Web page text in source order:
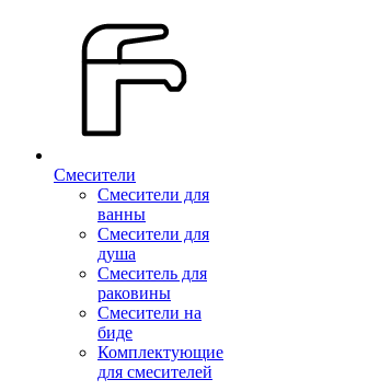
Смесители
Смесители для
ванны
Смесители для
душа
Смеситель для
раковины
Смесители на
биде
Комплектующие
для смесителей